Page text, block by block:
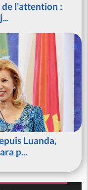
de l'attention :
Luanda,
p...